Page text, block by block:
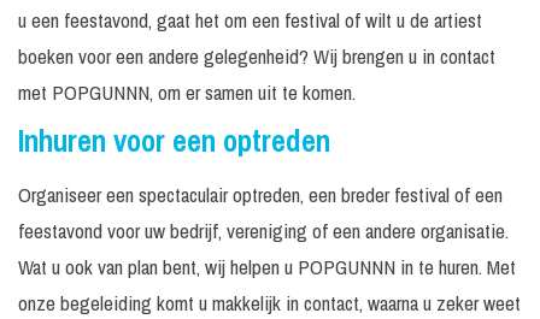
u een feestavond, gaat het om een festival of wilt u de artiest
boeken voor een andere gelegenheid? Wij brengen u in contact
met POPGUNNN, om er samen uit te komen.
Inhuren voor een optreden
Organiseer een spectaculair optreden, een breder festival of een
feestavond voor uw bedrijf, vereniging of een andere organisatie.
Wat u ook van plan bent, wij helpen u POPGUNNN in te huren. Met
onze begeleiding komt u makkelijk in contact, waarna u zeker weet